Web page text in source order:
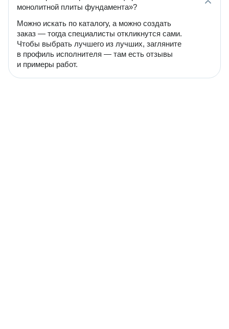
монолитной плиты фундамента»?
Можно искать по каталогу, а можно создать
заказ — тогда специалисты откликнутся сами.
Чтобы выбрать лучшего из лучших, загляните
в профиль исполнителя — там есть отзывы
и примеры работ.